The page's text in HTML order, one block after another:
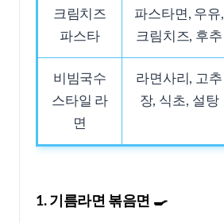
크림치즈
파스타
파스타면, 우유,
크림치즈, 후추
비빔국수
스타일 라
면
라면사리, 고추
장, 식초, 설탕
1. 기름라면 볶음면 🍳